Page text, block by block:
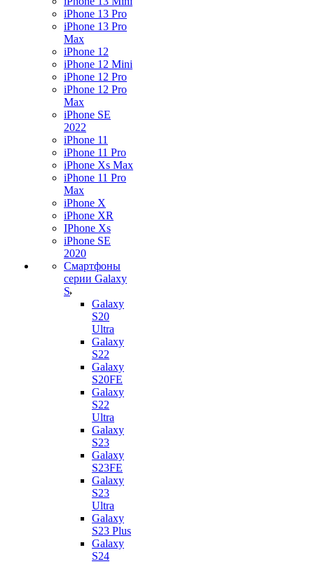
iPhone 13 Pro
iPhone 13 Pro
Max
iPhone 12
iPhone 12 Mini
iPhone 12 Pro
iPhone 12 Pro
Max
iPhone SE
2022
iPhone 11
iPhone 11 Pro
iPhone Xs Max
iPhone 11 Pro
Max
iPhone X
iPhone XR
IPhone Xs
iPhone SE
2020
Смартфоны
серии Galaxy
S
Galaxy
S20
Ultra
Galaxy
S22
Galaxy
S20FE
Galaxy
S22
Ultra
Galaxy
S23
Galaxy
S23FE
Galaxy
S23
Ultra
Galaxy
S23 Plus
Galaxy
S24